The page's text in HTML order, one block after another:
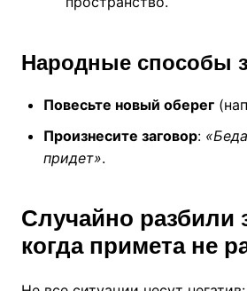
Народные способы
Повесьте новый оберег
Произнесите заговор:
придет».
Случайно разбили
когда примета не